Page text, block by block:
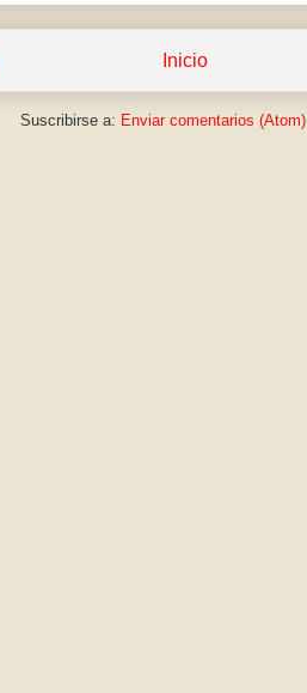
Inicio
Suscribirse a: Enviar comentarios (Atom)